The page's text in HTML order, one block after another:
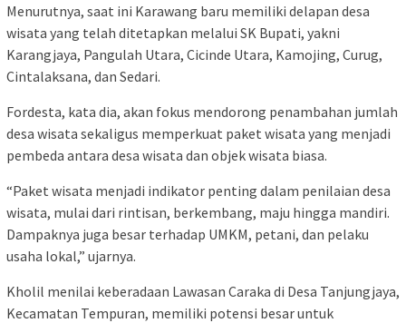
Menurutnya, saat ini Karawang baru memiliki delapan desa
wisata yang telah ditetapkan melalui SK Bupati, yakni
Karangjaya, Pangulah Utara, Cicinde Utara, Kamojing, Curug,
Cintalaksana, dan Sedari.
Fordesta, kata dia, akan fokus mendorong penambahan jumlah
desa wisata sekaligus memperkuat paket wisata yang menjadi
pembeda antara desa wisata dan objek wisata biasa.
“Paket wisata menjadi indikator penting dalam penilaian desa
wisata, mulai dari rintisan, berkembang, maju hingga mandiri.
Dampaknya juga besar terhadap UMKM, petani, dan pelaku
usaha lokal,” ujarnya.
Kholil menilai keberadaan Lawasan Caraka di Desa Tanjungjaya,
Kecamatan Tempuran, memiliki potensi besar untuk